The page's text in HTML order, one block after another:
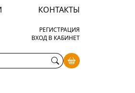
КОНТАКТЫ
РЕГИСТРАЦИЯ
ВХОД В КАБИНЕТ